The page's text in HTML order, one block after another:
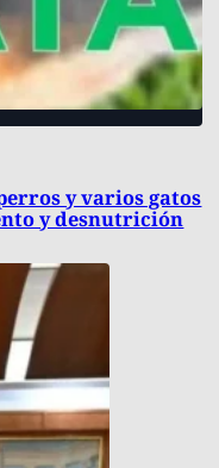
y varios gatos
y desnutrición